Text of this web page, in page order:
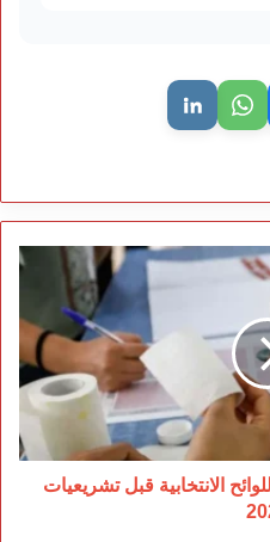
الانتخابية قبل تشريعيات